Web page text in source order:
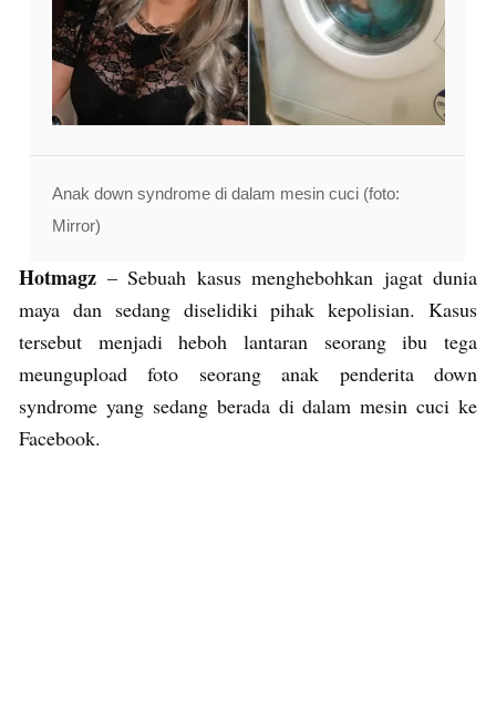
Anak down syndrome di dalam mesin cuci (foto:
Mirror)
Hotmagz – Sebuah kasus menghebohkan jagat dunia
maya dan sedang diselidiki pihak kepolisian. Kasus
tersebut menjadi heboh lantaran seorang ibu tega
meungupload foto seorang anak penderita down
syndrome yang sedang berada di dalam mesin cuci ke
Facebook.